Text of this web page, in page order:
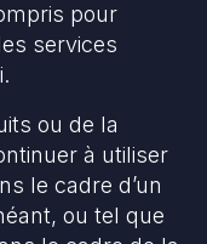
pour
services
ou de la
à utiliser
le cadre d’un
ou tel que